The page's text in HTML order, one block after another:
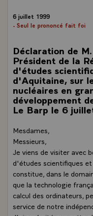
6 juillet 1999
- Seul le prononcé fait foi
Déclaration de
Président de la
d'études
d'Aquitaine, sur
nucléaires en
développement
Le Barp le 6
Mesdames,
Messieurs,
Je viens de visiter avec
d'études scientifiques
constitue, dans le
que la technologie
calcul des ordinateurs,
service de notre